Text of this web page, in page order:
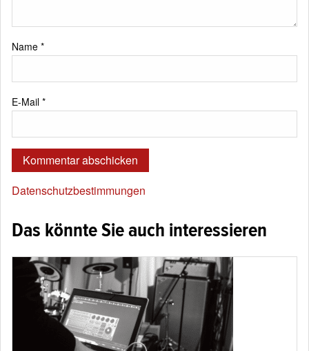
Name *
E-Mail *
Datenschutzbestimmungen
Das könnte Sie auch interessieren